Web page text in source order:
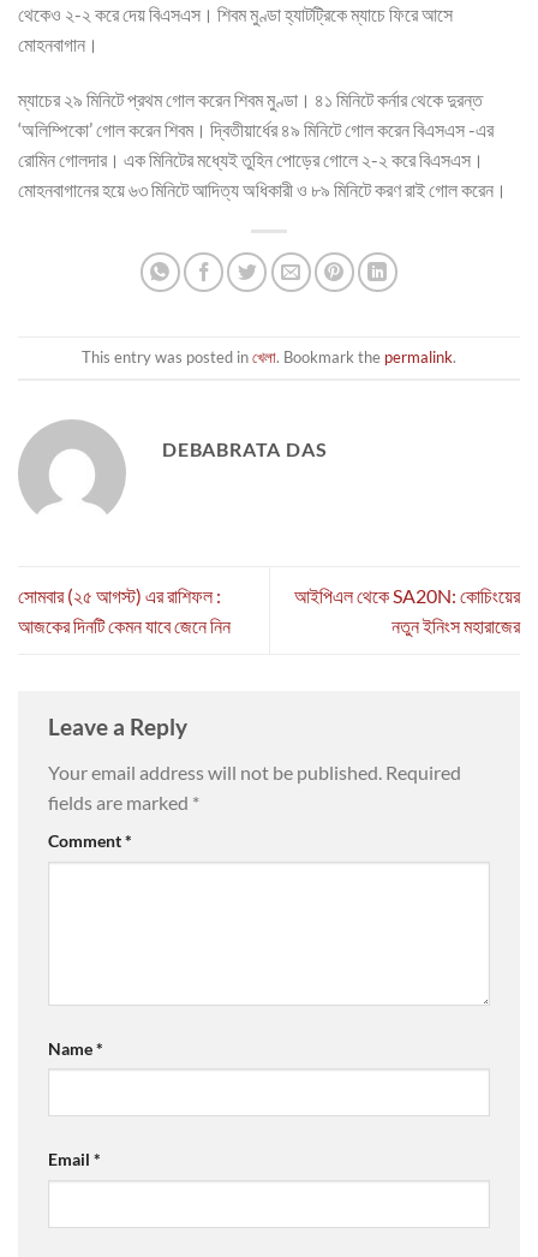
থেকেও ২-২ করে দেয় বিএসএস। শিবম মুণ্ডা হ্যাটট্রিকে ম্যাচে ফিরে আসে
মোহনবাগান।
ম্যাচের ২৯ মিনিটে প্রথম গোল করেন শিবম মুণ্ডা। ৪১ মিনিটে কর্নার থেকে দুরন্ত
‘অলিম্পিকো’ গোল করেন শিবম। দ্বিতীয়ার্ধের ৪৯ মিনিটে গোল করেন বিএসএস -এর
রোমিন গোলদার। এক মিনিটের মধ্যেই তুহিন পোড়ের গোলে ২-২ করে বিএসএস।
মোহনবাগানের হয়ে ৬৩ মিনিটে আদিত্য অধিকারী ও ৮৯ মিনিটে করণ রাই গোল করেন।
This entry was posted inখেলা. Bookmark the permalink.
DEBABRATA DAS
সোমবার (২৫ আগস্ট) এর রাশিফল :
আজকের দিনটি কেমন যাবে জেনে নিন
আইপিএল থেকে SA20N: কোচিংয়ের
নতুন ইনিংস মহারাজের
Leave a Reply
Your email address will not be published. Required
fields are marked *
Comment*
Name*
Email *